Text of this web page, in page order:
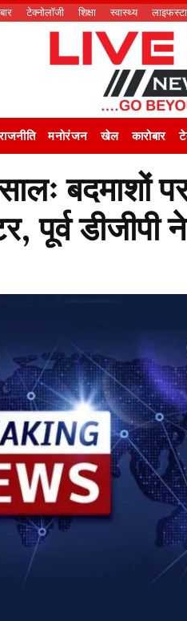
टेक्नोलॉजी शिक्षा स्वास्थ्य
मनोरंजन खेल कारोबार
बदमाशों
डीजीपी